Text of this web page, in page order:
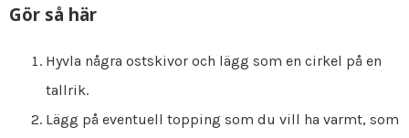
Gör så här
Hyvla några ostskivor och lägg som en cirkel på en
tallrik.
Lägg på eventuell topping som du vill ha varmt, som